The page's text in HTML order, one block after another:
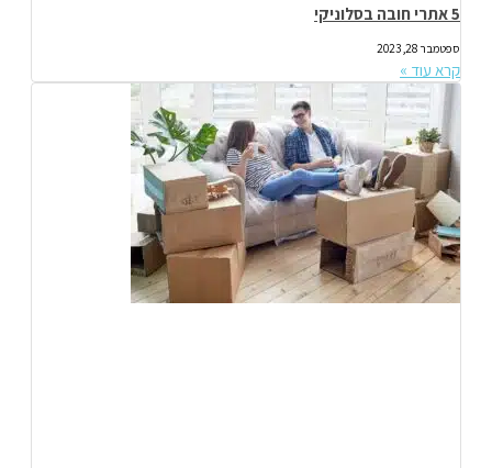
5 אתרי חובה בסלוניקי
ספטמבר 28, 2023
קרא עוד »